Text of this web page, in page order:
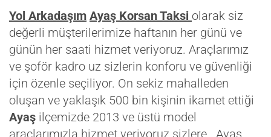
Yol Arkadaşım Ayaş Korsan Taksi olarak siz
değerli müşterilerimize haftanın her günü ve
günün her saati hizmet veriyoruz. Araçlarımız
ve şoför kadro uz sizlerin konforu ve güvenliği
için özenle seçiliyor. On sekiz mahalleden
oluşan ve yaklaşık 500 bin kişinin ikamet ettiği
Ayaş ilçemizde 2013 ve üstü model
araçlarımızla hizmet veriyoruz sizlere . Ayaş